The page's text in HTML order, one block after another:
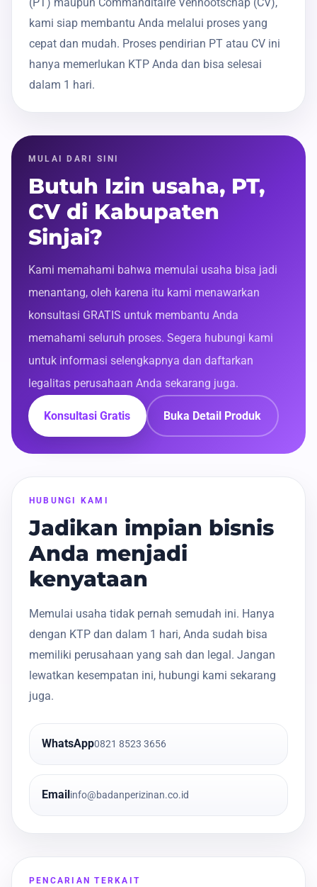
(PT) maupun Commanditaire Vennootschap (CV),
kami siap membantu Anda melalui proses yang
cepat dan mudah. Proses pendirian PT atau CV ini
hanya memerlukan KTP Anda dan bisa selesai
dalam 1 hari.
MULAI DARI SINI
Butuh Izin usaha, PT,
CV di Kabupaten
Sinjai?
Kami memahami bahwa memulai usaha bisa jadi
menantang, oleh karena itu kami menawarkan
konsultasi GRATIS untuk membantu Anda
memahami seluruh proses. Segera hubungi kami
untuk informasi selengkapnya dan daftarkan
legalitas perusahaan Anda sekarang juga.
Konsultasi Gratis Buka Detail Produk
HUBUNGI KAMI
Jadikan impian bisnis
Anda menjadi
kenyataan
Memulai usaha tidak pernah semudah ini. Hanya
dengan KTP dan dalam 1 hari, Anda sudah bisa
memiliki perusahaan yang sah dan legal. Jangan
lewatkan kesempatan ini, hubungi kami sekarang
juga.
WhatsApp0821 8523 3656
Email info@badanperizinan.co.id
PENCARIAN TERKAIT